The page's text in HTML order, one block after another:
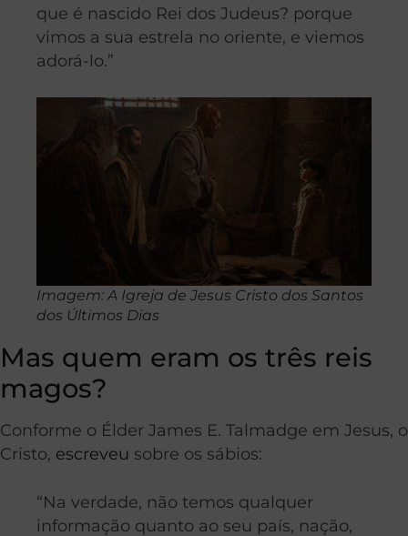
que é nascido Rei dos Judeus? porque
vimos a sua estrela no oriente, e viemos
adorá-lo.”
Imagem: A Igreja de Jesus Cristo dos Santos
dos Últimos Dias
Mas quem eram os três reis
magos?
Conforme o Élder James E. Talmadge em Jesus, o
Cristo, escreveu sobre os sábios:
“Na verdade, não temos qualquer
informação quanto ao seu país, nação,